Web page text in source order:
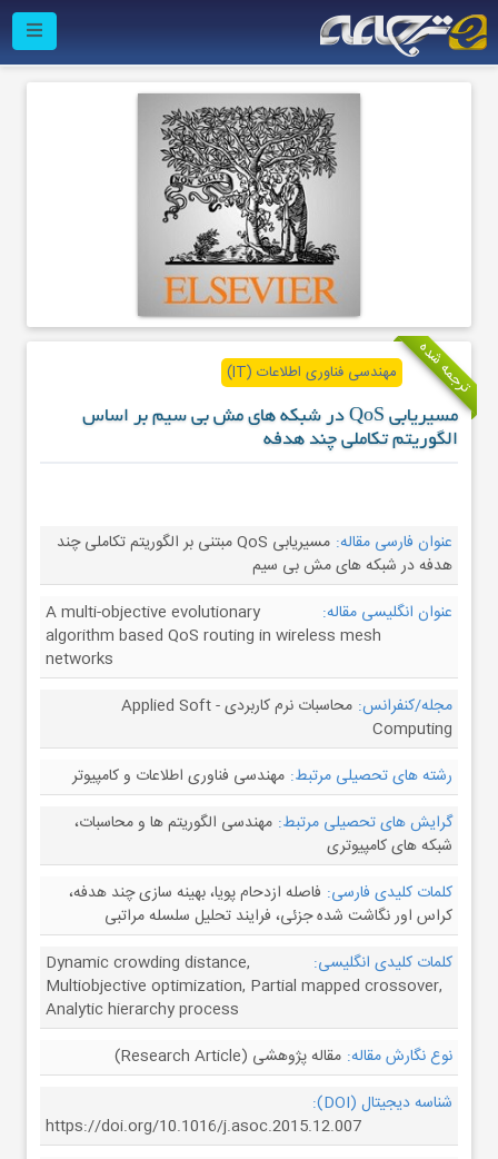
ترجمه شده مهندسی فناوری اطلاعات (IT)
مسیریابی QoS در شبکه های مش بی سیم بر اساس
الگوریتم تکاملی چند هدفه
عنوان فارسی مقاله:
مسیریابی QoS مبتنی بر الگوریتم تکاملی چند
هدفه در شبکه های مش بی سیم
عنوان انگلیسی مقاله:
A multi-objective evolutionary
algorithm based QoS routing in wireless mesh
networks
مجله/کنفرانس:
محاسبات نرم کاربردی - Applied Soft
Computing
رشته های تحصیلی مرتبط: مهندسی فناوری اطلاعات و کامپیوتر
گرایش های تحصیلی مرتبط: مهندسی الگوریتم ها و محاسبات،
شبکه های کامپیوتری
کلمات کلیدی فارسی: فاصله ازدحام پویا، بهینه سازی چند هدفه،
کراس اور نگاشت شده جزئی، فرایند تحلیل سلسله مراتبی
کلمات کلیدی انگلیسی:
Dynamic crowding distance,
Multiobjective optimization, Partial mapped crossover,
Analytic hierarchy process
نوع نگارش مقاله: مقاله پژوهشی (Research Article)
شناسه دیجیتال (DOI):
https://doi.org/10.1016/j.asoc.2015.12.007